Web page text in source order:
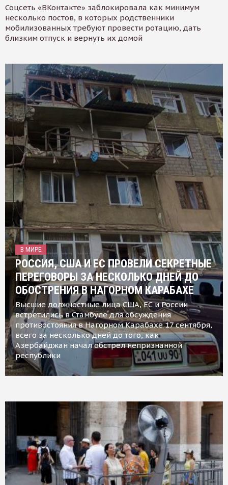
Соцсеть «ВКонтакте» заблокировала как минимум
несколько постов, в которых родственники
мобилизованных требуют провести ротацию, дать
близким отпуск и вернуть их домой
В МИРЕ
РОССИЯ, США И ЕС ПРОВЕЛИ СЕКРЕТНЫЕ
ПЕРЕГОВОРЫ ЗА НЕСКОЛЬКО ДНЕЙ ДО
ОБОСТРЕНИЯ В НАГОРНОМ КАРАБАХЕ
Высшие должностные лица США, ЕС и России
встретились в Стамбуле для обсуждения
противостояния в Нагорном Карабахе 17 сентября,
всего за несколько дней до того, как
Азербайджан начал обстрел непризнанной
республики